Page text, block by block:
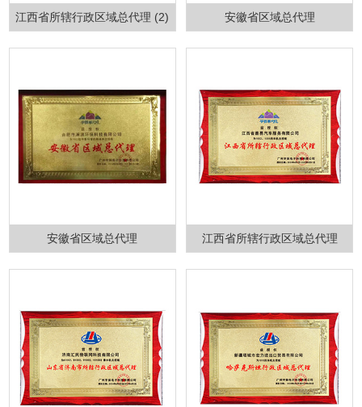
江西省所辖行政区域总代理 (2) 安徽省区域总代理
安徽省区域总代理 江西省所辖行政区域总代理